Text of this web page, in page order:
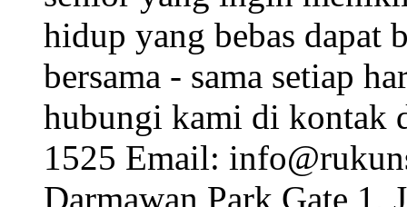
hidup yang bebas dapat
bersama - sama setiap
hubungi kami di kontak
1525 Email:
Darmawan Park Gate 1,